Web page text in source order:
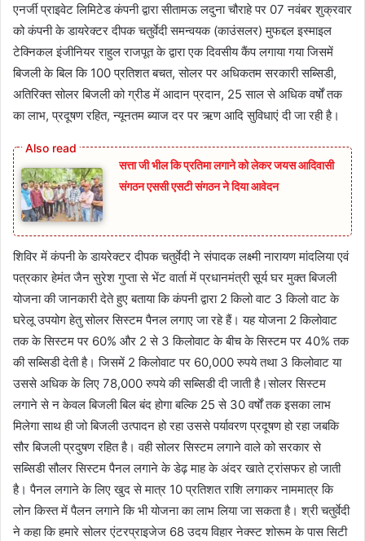
एनर्जी प्राइवेट लिमिटेड कंपनी द्वारा सीतामऊ लदुना चौराहे पर 07 नवंबर शुक्रवार
को कंपनी के डायरेक्टर दीपक चतुर्वेदी समन्वयक (काउंसलर) मुफद्दल इस्माइल
टेक्निकल इंजीनियर राहुल राजपूत के द्वारा एक दिवसीय कैंप लगाया गया जिसमें
बिजली के बिल कि 100 प्रतिशत बचत, सोलर पर अधिकतम सरकारी सब्सिडी,
अतिरिक्त सोलर बिजली को ग्रीड में आदान प्रदान, 25 साल से अधिक वर्षों तक
का लाभ, प्रदूषण रहित, न्यूनतम ब्याज दर पर ऋण आदि सुविधाएं दी जा रही है।
सत्ता जी भील कि प्रतिमा लगाने को लेकर जयस आदिवासी
संगठन एससी एसटी संगठन ने दिया आवेदन
शिविर में कंपनी के डायरेक्टर दीपक चतुर्वेदी ने संपादक लक्ष्मी नारायण मांदलिया एवं
पत्रकार हेमंत जैन सुरेश गुप्ता से भेंट वार्ता में प्रधानमंत्री सूर्य घर मुक्त बिजली
योजना की जानकारी देते हुए बताया कि कंपनी द्वारा 2 किलो वाट 3 किलो वाट के
घरेलू उपयोग हेतु सोलर सिस्टम पैनल लगाए जा रहे हैं। यह योजना 2 किलोवाट
तक के सिस्टम पर 60% और 2 से 3 किलोवाट के बीच के सिस्टम पर 40% तक
की सब्सिडी देती है। जिसमें 2 किलोवाट पर 60,000 रुपये तथा 3 किलोवाट या
उससे अधिक के लिए 78,000 रुपये की सब्सिडी दी जाती है।सोलर सिस्टम
लगाने से न केवल बिजली बिल बंद होगा बल्कि 25 से 30 वर्षों तक इसका लाभ
मिलेगा साथ ही जो बिजली उत्पादन हो रहा उससे पर्यावरण प्रदूषण हो रहा जबकि
सौर बिजली प्रदुषण रहित है। वही सोलर सिस्टम लगाने वाले को सरकार से
सब्सिडी सौलर सिस्टम पैनल लगाने के डेढ़ माह के अंदर खाते ट्रांसफर हो जाती
है। पैनल लगाने के लिए खुद से मात्र 10 प्रतिशत राशि लगाकर नाममात्र कि
लोन किस्त में पैलन लगाने कि भी योजना का लाभ लिया जा सकता है। श्री चतुर्वेदी
ने कहा कि हमारे सोलर एंटरप्राइजेज 68 उदय विहार नेक्स्ट शोरूम के पास सिटी